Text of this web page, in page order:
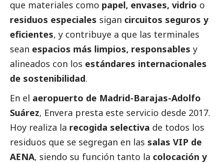
que materiales como papel, envases, vidrio o
residuos especiales sigan circuitos seguros y
eficientes, y contribuye a que las terminales
sean espacios más limpios, responsables y
alineados con los estándares internacionales
de sostenibilidad.
En el aeropuerto de Madrid-Barajas-Adolfo
Suárez, Envera presta este servicio desde 2017.
Hoy realiza la recogida selectiva de todos los
residuos que se segregan en las salas VIP de
AENA, siendo su función tanto la colocación y